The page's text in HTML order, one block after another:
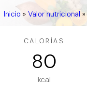
Inicio » Valor nutricional »
CALORÍAS
80
kcal